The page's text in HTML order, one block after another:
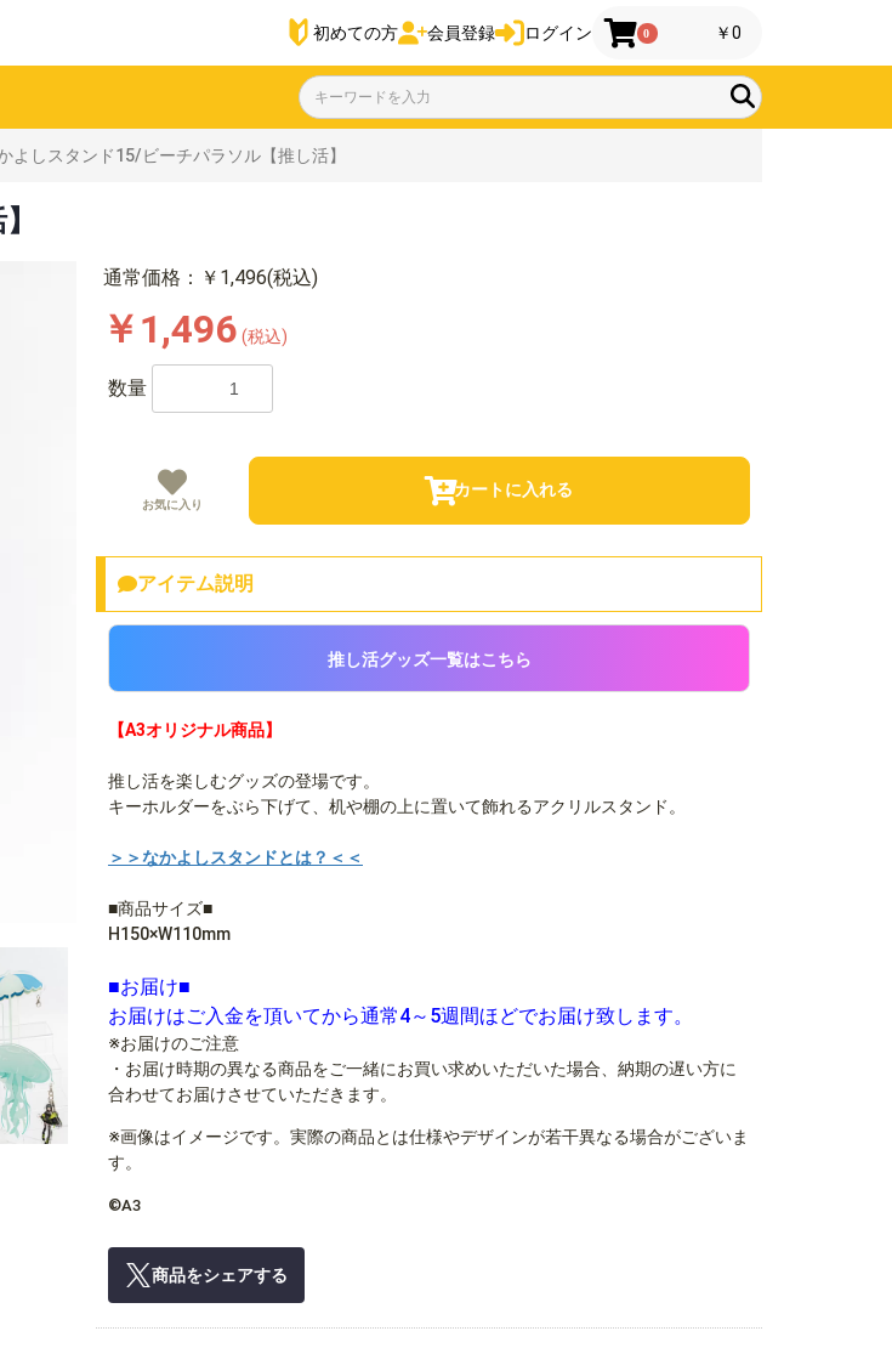
初めての方 会員登録 ログイン 0 ￥0
よしスタンド15/ビーチパラソル【推し活】
通常価格：￥1,496(税込)
￥1,496 (税込)
お気に入り
カートに入れる
数量
アイテム説明
推し活グッズ一覧はこちら
【A3オリジナル商品】
推し活を楽しむグッズの登場です。
キーホルダーをぶら下げて、机や棚の上に置いて飾れるアクリルスタンド。
＞＞なかよしスタンドとは？＜＜
■商品サイズ■
H150×W110mm
■お届け■
お届けはご入金を頂いてから通常4～5週間ほどでお届け致します。
※お届けのご注意
・お届け時期の異なる商品をご一緒にお買い求めいただいた場合、納期の遅い方に
合わせてお届けさせていただきます。
※画像はイメージです。実際の商品とは仕様やデザインが若干異なる場合がございま
す。
©A3
商品をシェアする